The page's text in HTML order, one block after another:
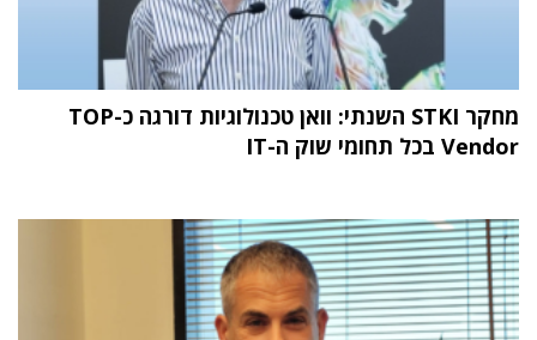
מחקר STKI השנתי: וואן טכנולוגיות דורגה כ-TOP
Vendor בכל תחומי שוק ה-IT